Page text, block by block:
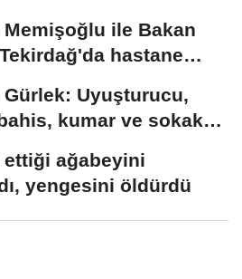
Memişoğlu ile Bakan
hastane
Gürlek: Uyuşturucu,
kumar ve sokak
ettiği ağabeyini
yengesini öldürdü